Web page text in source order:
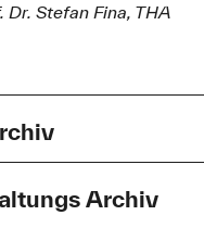
Dr. Stefan Fina, THA
Archiv